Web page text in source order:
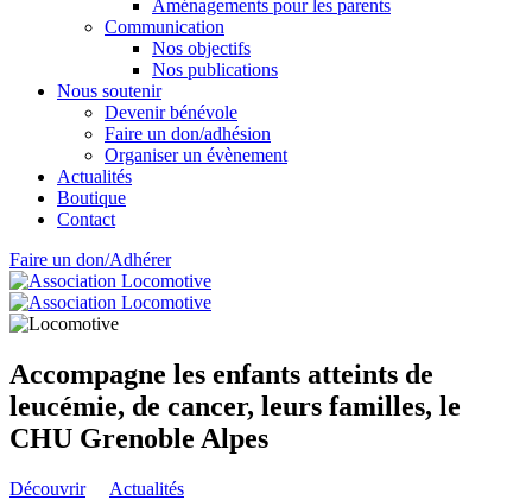
Aménagements pour les parents
Communication
Nos objectifs
Nos publications
Nous soutenir
Devenir bénévole
Faire un don/adhésion
Organiser un évènement
Actualités
Boutique
Contact
Faire un don/Adhérer
Accompagne les enfants atteints de
leucémie, de cancer, leurs familles, le
CHU Grenoble Alpes
Découvrir Actualités